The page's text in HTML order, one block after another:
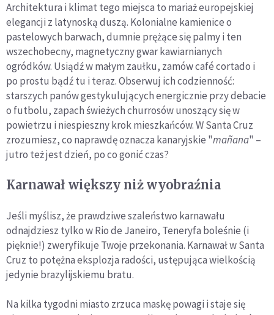
Architektura i klimat tego miejsca to mariaż europejskiej
elegancji z latynoską duszą. Kolonialne kamienice o
pastelowych barwach, dumnie prężące się palmy i ten
wszechobecny, magnetyczny gwar kawiarnianych
ogródków. Usiądź w małym zaułku, zamów café cortado i
po prostu bądź tu i teraz. Obserwuj ich codzienność:
starszych panów gestykulujących energicznie przy debacie
o futbolu, zapach świeżych churrosów unoszący się w
powietrzu i niespieszny krok mieszkańców. W Santa Cruz
zrozumiesz, co naprawdę oznacza kanaryjskie "mañana" –
jutro też jest dzień, po co gonić czas?
Karnawał większy niż wyobraźnia
Jeśli myślisz, że prawdziwe szaleństwo karnawału
odnajdziesz tylko w Rio de Janeiro, Teneryfa boleśnie (i
pięknie!) zweryfikuje Twoje przekonania. Karnawał w Santa
Cruz to potężna eksplozja radości, ustępująca wielkością
jedynie brazylijskiemu bratu.
Na kilka tygodni miasto zrzuca maskę powagi i staje się